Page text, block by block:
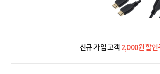
신규 가입 고객 2,000원 할인